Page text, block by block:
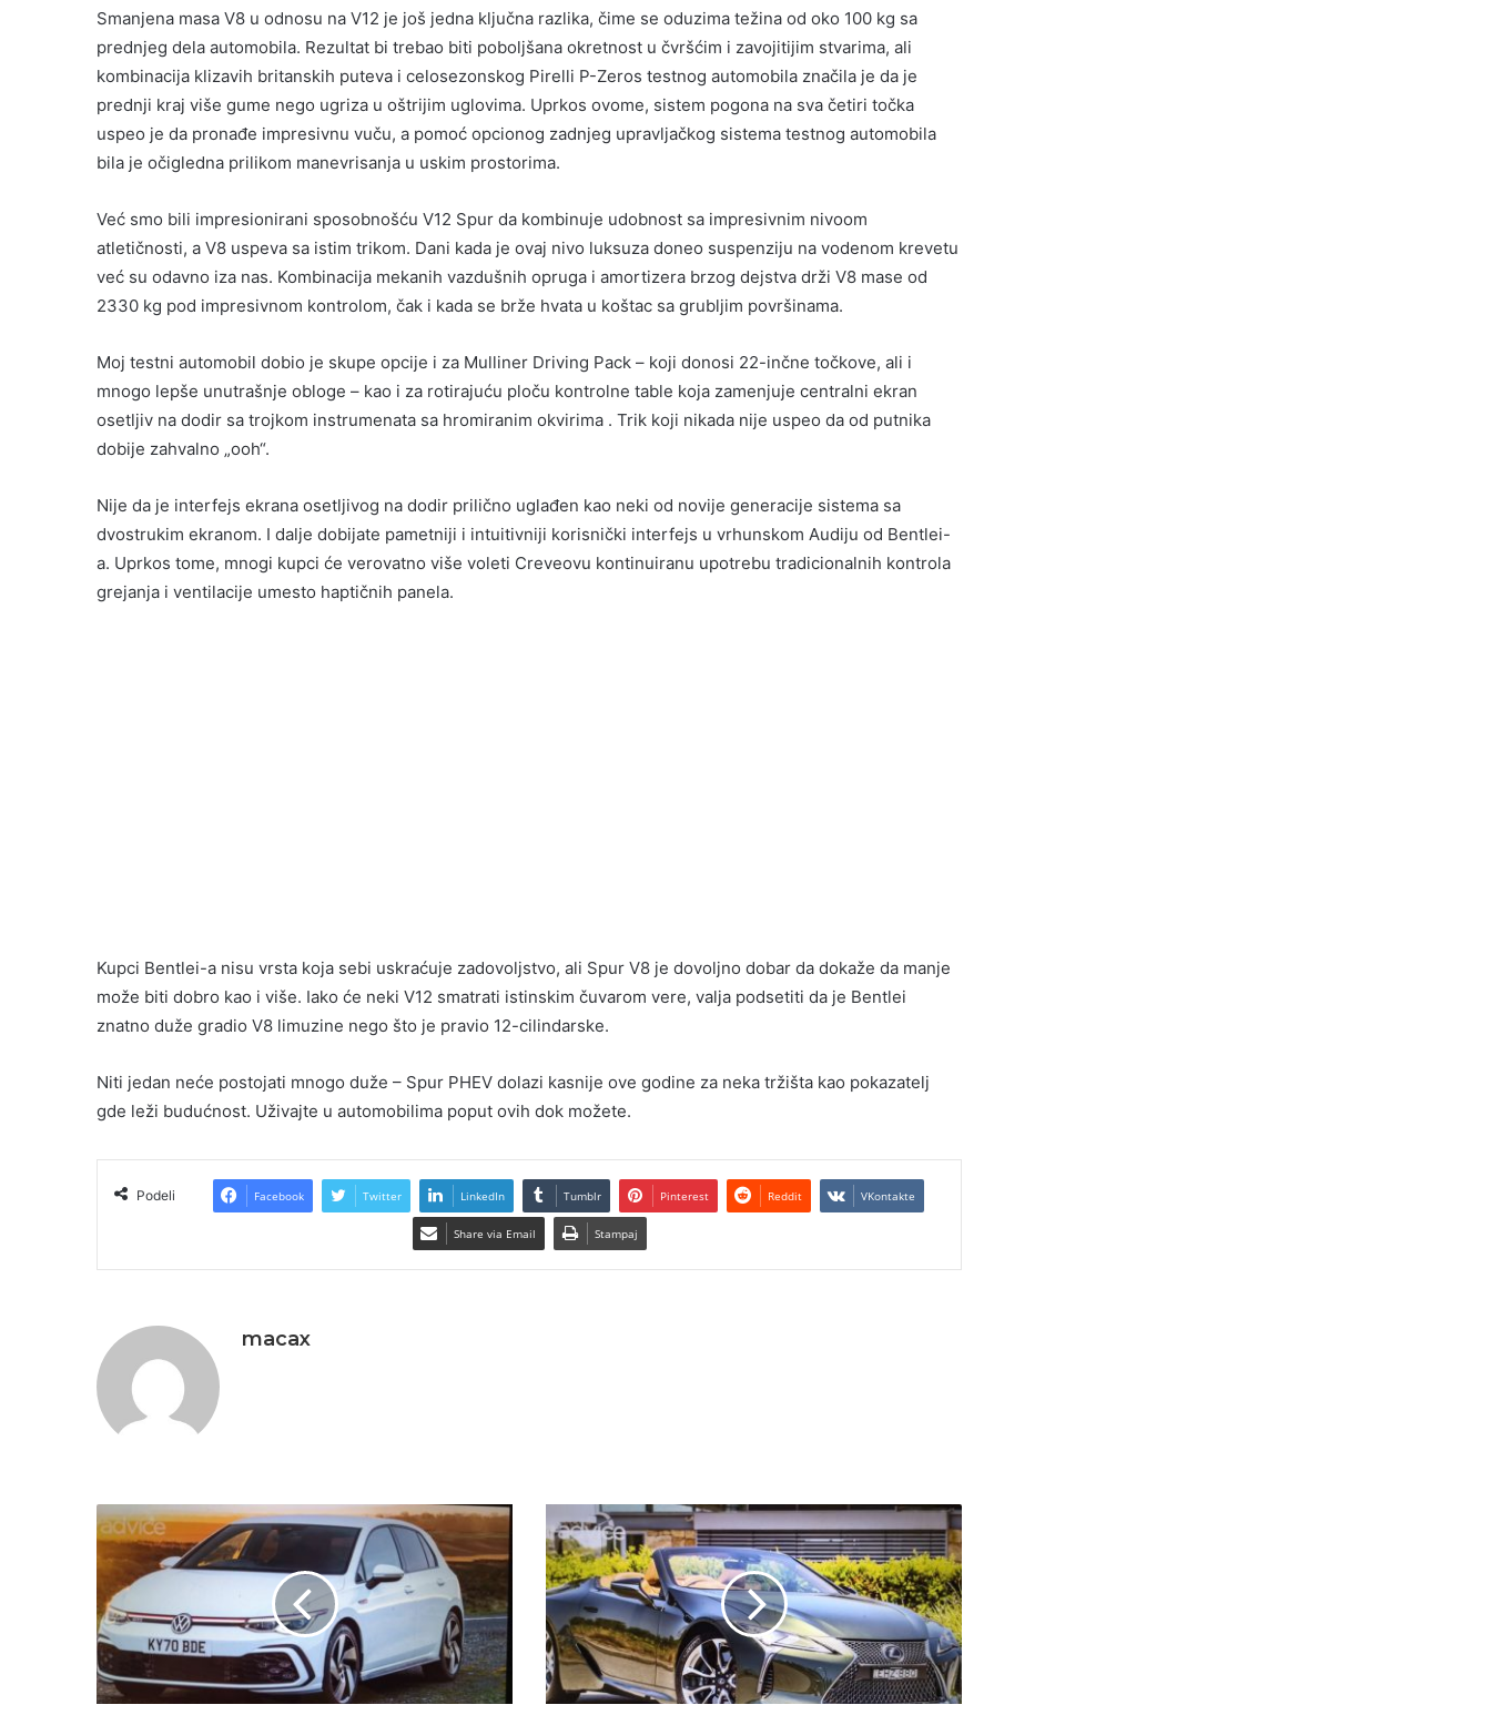
Smanjena masa V8 u odnosu na V12 je još jedna ključna razlika, čime se oduzima težina od oko 100 kg sa
prednjeg dela automobila. Rezultat bi trebao biti poboljšana okretnost u čvršćim i zavojitijim stvarima, ali
kombinacija klizavih britanskih puteva i celosezonskog Pirelli P-Zeros testnog automobila značila je da je
prednji kraj više gume nego ugriza u oštrijim uglovima. Uprkos ovome, sistem pogona na sva četiri točka
uspeo je da pronađe impresivnu vuču, a pomoć opcionog zadnjeg upravljačkog sistema testnog automobila
bila je očigledna prilikom manevrisanja u uskim prostorima.
Već smo bili impresionirani sposobnošću V12 Spur da kombinuje udobnost sa impresivnim nivoom
atletičnosti, a V8 uspeva sa istim trikom. Dani kada je ovaj nivo luksuza doneo suspenziju na vodenom krevetu
već su odavno iza nas. Kombinacija mekanih vazdušnih opruga i amortizera brzog dejstva drži V8 mase od
2330 kg pod impresivnom kontrolom, čak i kada se brže hvata u koštac sa grubljim površinama.
Moj testni automobil dobio je skupe opcije i za Mulliner Driving Pack – koji donosi 22-inčne točkove, ali i
mnogo lepše unutrašnje obloge – kao i za rotirajuću ploču kontrolne table koja zamenjuje centralni ekran
osetljiv na dodir sa trojkom instrumenata sa hromiranim okvirima . Trik koji nikada nije uspeo da od putnika
dobije zahvalno „ooh“.
Nije da je interfejs ekrana osetljivog na dodir prilično uglađen kao neki od novije generacije sistema sa
dvostrukim ekranom. I dalje dobijate pametniji i intuitivniji korisnički interfejs u ​​vrhunskom Audiju od Bentlei-
a. Uprkos tome, mnogi kupci će verovatno više voleti Creveovu kontinuiranu upotrebu tradicionalnih kontrola
grejanja i ventilacije umesto haptičnih panela.
Kupci Bentlei-a nisu vrsta koja sebi uskraćuje zadovoljstvo, ali Spur V8 je dovoljno dobar da dokaže da manje
može biti dobro kao i više. Iako će neki V12 smatrati istinskim čuvarom vere, valja podsetiti da je Bentlei
znatno duže gradio V8 limuzine nego što je pravio 12-cilindarske.
Niti jedan neće postojati mnogo duže – Spur PHEV dolazi kasnije ove godine za neka tržišta kao pokazatelj
gde leži budućnost. Uživajte u automobilima poput ovih dok možete.
Podeli Facebook Twitter LinkedIn Tumblr Pinterest Reddit VKontakte
Share via Email Stampaj
macax